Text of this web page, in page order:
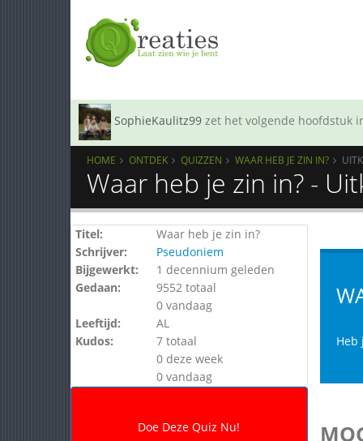
SophieKaulitz99 zet het volgende hoofdstuk
HOME ONTDEK QUIZZEN WAAR HEB JE ZIN IN?
Waar heb je zin in? -
Titel:
Waar heb je zin in?
Schrijver:
Pseudoniem
Bijgewerkt:
1 decennium geleden
Gedaan:
9552 totaal
0 vandaag
Leeftijd:
AL
Kudos:
7 totaal
0 deze week
0 vandaag
Heb